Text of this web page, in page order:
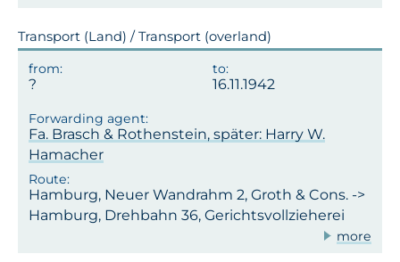
Transport (Land) / Transport (overland)
16.11.1942
Fa. Brasch & Rothenstein, später: Harry W.
Hamacher
Hamburg, Neuer Wandrahm 2, Groth & Cons. ->
Hamburg, Drehbahn 36, Gerichtsvollzieherei
more